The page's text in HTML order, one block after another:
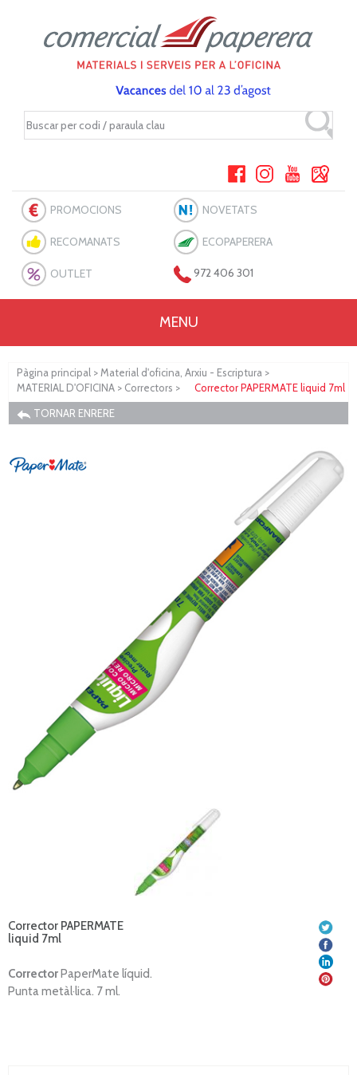
PROMOCIONS NOVETATS
RECOMANATS ECOPAPERERA
OUTLET 972 406 301
MENU
Pàgina principal > Material d'oficina, Arxiu - Escriptura >
MATERIAL D'OFICINA > Correctors >
Corrector PAPERMATE liquid 7ml
TORNAR ENRERE
Corrector PAPERMATE
liquid 7ml
CorrectorPaperMate líquid.
Punta metàl·lica. 7 ml.